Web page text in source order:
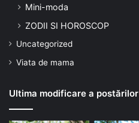
Mini-moda
ZODII SI HOROSCOP
Uncategorized
Viata de mama
Ultima modificare a postărilor